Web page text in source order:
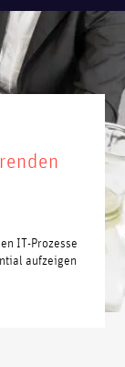
IT-Prozesse
aufzeigen